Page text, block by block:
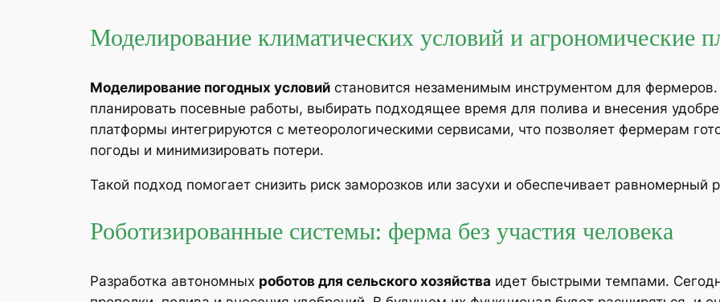
Моделирование климатических условий и агрономические
Моделирование погодных условий становится незаменимым инструментом для
планировать посевные работы, выбирать подходящее время для полива и внесения
платформы интегрируются с метеорологическими сервисами, что позволяет фермерам
погоды и минимизировать потери.
Такой подход помогает снизить риск заморозков или засухи и обеспечивает равномерный
Роботизированные системы: ферма без участия человека
Разработка автономных роботов для сельского хозяйства идет быстрыми темпами.